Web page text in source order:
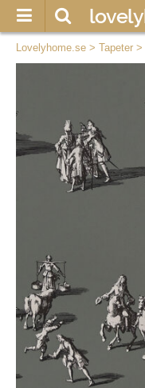
Lovelyhome.se > Tapeter >